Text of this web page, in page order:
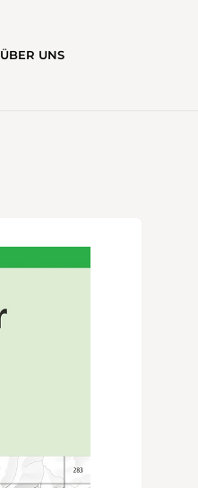
ÜBER UNS